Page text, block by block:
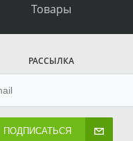
Товары
РАССЫЛКА
ПОДПИСАТЬСЯ